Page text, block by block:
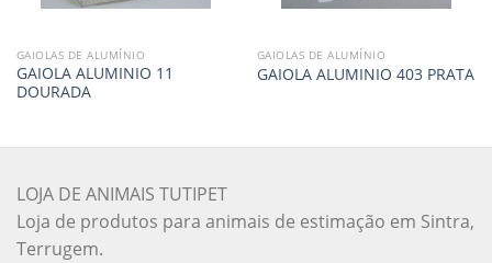
GAIOLAS DE ALUMÍNIO
GAIOLA ALUMINIO 11
DOURADA
GAIOLAS DE ALUMÍNIO
GAIOLA ALUMINIO 403 PRATA
LOJA DE ANIMAIS TUTIPET
Loja de produtos para animais de estimação em Sintra,
Terrugem.